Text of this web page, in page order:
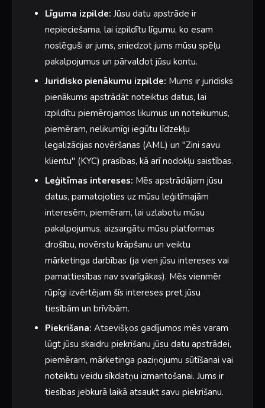
Līguma izpilde: Jūsu datu apstrāde ir
nepieciešama, lai izpildītu līgumu, ko esam
noslēguši ar jums, sniedzot jums mūsu spēļu
pakalpojumus un pārvaldot jūsu kontu.
Juridisko pienākumu izpilde: Mums ir juridisks
pienākums apstrādāt noteiktus datus, lai
izpildītu piemērojamos likumus un noteikumus,
piemēram, nelikumīgi iegūtu līdzekļu
legalizācijas novēršanas (AML) un "Zini savu
klientu" (KYC) prasības, kā arī nodokļu saistības.
Leģitīmas intereses: Mēs apstrādājam jūsu
datus, pamatojoties uz mūsu leģitīmajām
interesēm, piemēram, lai uzlabotu mūsu
pakalpojumus, aizsargātu mūsu platformas
drošību, novērstu krāpšanu un veiktu
mārketinga darbības (ja vien jūsu intereses vai
pamattiesības nav svarīgākas). Mēs vienmēr
rūpīgi izvērtējam šīs intereses pret jūsu
tiesībām un brīvībām.
Piekrišana: Atsevišķos gadījumos mēs varam
lūgt jūsu skaidru piekrišanu jūsu datu apstrādei,
piemēram, mārketinga paziņojumu sūtīšanai vai
noteiktu veidu sīkdatņu izmantošanai. Jums ir
tiesības jebkurā laikā atsaukt savu piekrišanu.